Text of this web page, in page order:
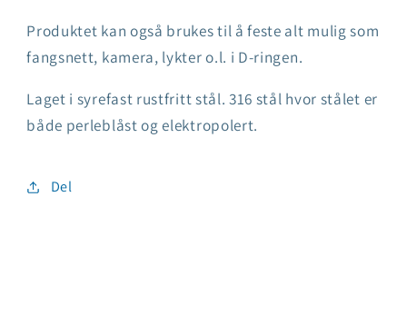
Produktet kan også brukes til å feste alt mulig som
fangsnett, kamera, lykter o.l. i D-ringen.
Laget i syrefast rustfritt stål. 316 stål hvor stålet er
både perleblåst og elektropolert.
Del